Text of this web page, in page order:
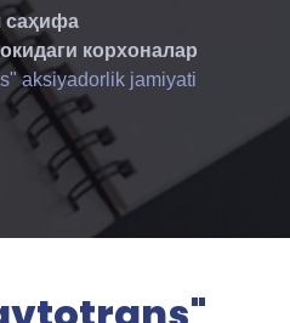
корхоналар
aksiyadorlik jamiyati